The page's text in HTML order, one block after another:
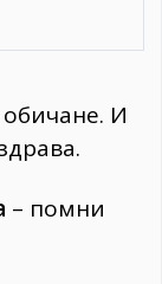
И
– помни